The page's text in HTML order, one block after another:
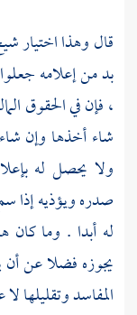
قال وهذا اختيار
بد من إعلامه جعلوا
، فإن في الحقوق
شاء أخذها وإن
ولا يحصل له
صدره ويؤذيه إذا
له أبدا . وما كان
يجوزه فضلا عن أن
المفاسد وتقليلها